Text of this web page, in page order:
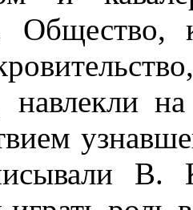
навлекли